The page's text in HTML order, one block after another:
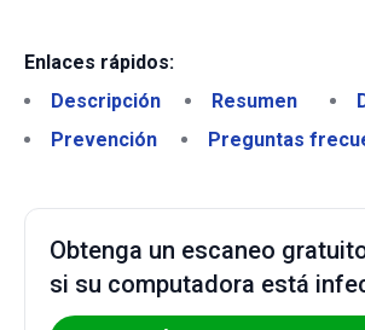
Enlaces rápidos:
Descripción
Resumen
Prevención
Preguntas
Obtenga un escaneo
si su computadora está